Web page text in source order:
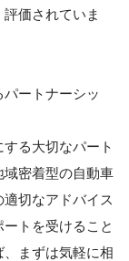
価されていま
パートナーシッ
る大切なパート
密着型の自動車
切なアドバイス
トを受けること
まずは気軽に相